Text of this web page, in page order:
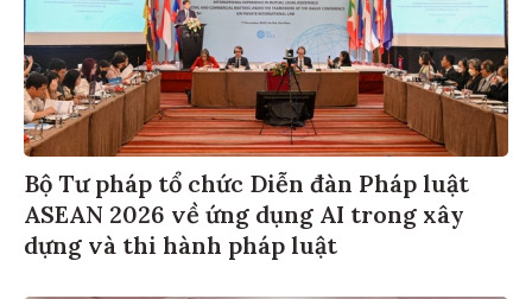
Bộ Tư pháp tổ chức Diễn đàn Pháp luật
ASEAN 2026 về ứng dụng AI trong xây
dựng và thi hành pháp luật